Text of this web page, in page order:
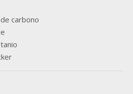
carbono